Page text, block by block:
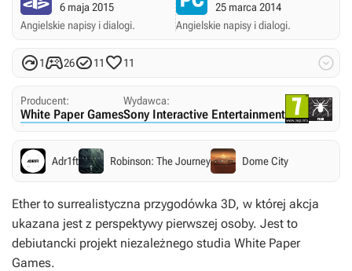
6 maja 2015
Angielskie napisy i dialogi.
25 marca 2014
Angielskie napisy i dialogi.
12611 11 
Producent:
White Paper Games
Wydawca:
Sony Interactive Entertainment
Adr1ft Robinson: The Journey Dome City
Etherto surrealistyczna przygodówka 3D, w której akcja
ukazana jest z perspektywy pierwszej osoby. Jest to
debiutancki projekt niezależnego studia White Paper
Games.